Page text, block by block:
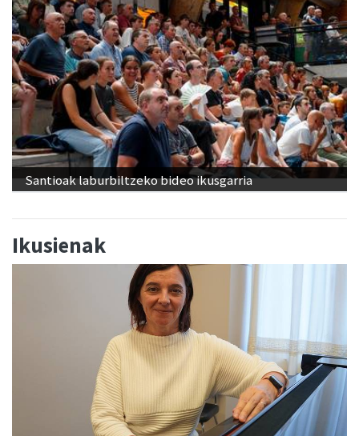
Santioak laburbiltzeko bideo ikusgarria
Ikusienak